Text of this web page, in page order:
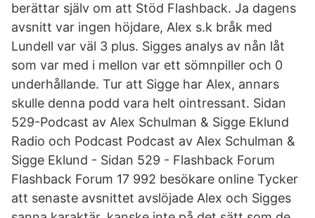
berättar själv om att Stöd Flashback. Ja dagens
avsnitt var ingen höjdare, Alex s.k bråk med
Lundell var väl 3 plus. Sigges analys av nån låt
som var med i mellon var ett sömnpiller och 0
underhållande. Tur att Sigge har Alex, annars
skulle denna podd vara helt ointressant. Sidan
529-Podcast av Alex Schulman & Sigge Eklund
Radio och Podcast Podcast av Alex Schulman &
Sigge Eklund - Sidan 529 - Flashback Forum
Flashback Forum 17 992 besökare online Tycker
att senaste avsnittet avslöjade Alex och Sigges